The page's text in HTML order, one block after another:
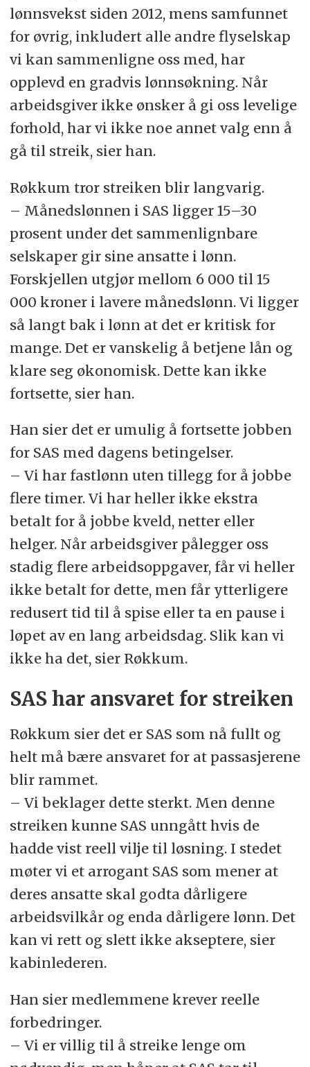
lønnsvekst siden 2012, mens samfunnet
for øvrig, inkludert alle andre flyselskap
vi kan sammenligne oss med, har
opplevd en gradvis lønnsøkning. Når
arbeidsgiver ikke ønsker å gi oss levelige
forhold, har vi ikke noe annet valg enn å
gå til streik, sier han.
Røkkum tror streiken blir langvarig.
– Månedslønnen i SAS ligger 15–30
prosent under det sammenlignbare
selskaper gir sine ansatte i lønn.
Forskjellen utgjør mellom 6 000 til 15
000 kroner i lavere månedslønn. Vi ligger
så langt bak i lønn at det er kritisk for
mange. Det er vanskelig å betjene lån og
klare seg økonomisk. Dette kan ikke
fortsette, sier han.
Han sier det er umulig å fortsette jobben
for SAS med dagens betingelser.
– Vi har fastlønn uten tillegg for å jobbe
flere timer. Vi har heller ikke ekstra
betalt for å jobbe kveld, netter eller
helger. Når arbeidsgiver pålegger oss
stadig flere arbeidsoppgaver, får vi heller
ikke betalt for dette, men får ytterligere
redusert tid til å spise eller ta en pause i
løpet av en lang arbeidsdag. Slik kan vi
ikke ha det, sier Røkkum.
SAS har ansvaret for streiken
Røkkum sier det er SAS som nå fullt og
helt må bære ansvaret for at passasjerene
blir rammet.
– Vi beklager dette sterkt. Men denne
streiken kunne SAS unngått hvis de
hadde vist reell vilje til løsning. I stedet
møter vi et arrogant SAS som mener at
deres ansatte skal godta dårligere
arbeidsvilkår og enda dårligere lønn. Det
kan vi rett og slett ikke akseptere, sier
kabinlederen.
Han sier medlemmene krever reelle
forbedringer.
– Vi er villig til å streike lenge om